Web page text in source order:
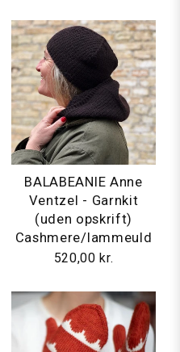
BALABEANIE Anne
Ventzel - Garnkit
(uden opskrift)
Cashmere/lammeuld
520,00 kr.